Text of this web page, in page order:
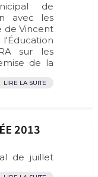
de
avec les
de Vincent
sur les
de la
LIRE LA SUITE
2013
de juillet